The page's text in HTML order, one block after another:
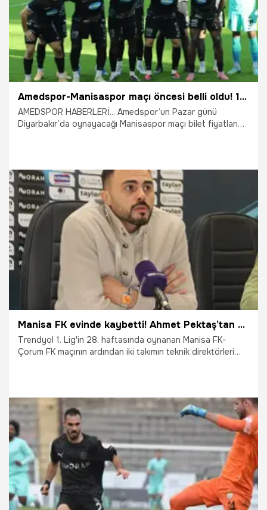
Amedspor-Manisaspor maçı öncesi belli oldu! 100 TL'den satılacak
AMEDSPOR HABERLERİ... Amedspor’un Pazar günü
Diyarbakır’da oynayacağı Manisaspor maçı bilet fiyatları
12.03.2026 Diyarbakır
Manisa FK evinde kaybetti! Ahmet Pektaş’tan maç sonu hakem tepkisi geldi
Trendyol 1. Lig'in 28. haftasında oynanan Manisa FK-
Çorum FK maçının ardından iki takımın teknik direktörleri
3.03.2026 Manisa